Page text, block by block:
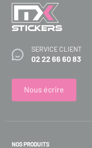
SERVICE CLIENT
02 22 66 60 83
Nous écrire
NOS PRODUITS